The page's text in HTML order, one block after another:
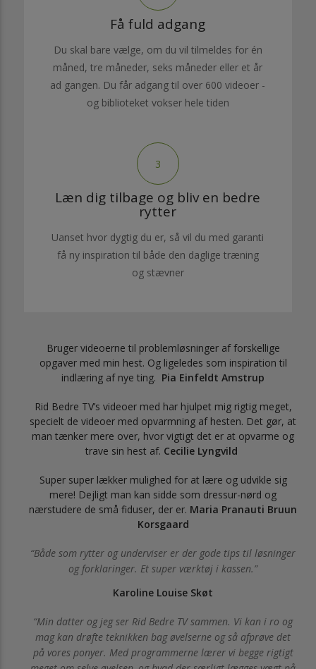
Få fuld adgang
Du skal bare vælge, om du vil tilmeldes for én
måned, tre måneder, seks måneder eller et år
ad gangen. Du får adgang til over 600 videoer -
og biblioteket vokser hele tiden
3
Læn dig tilbage og bliv en bedre
rytter
Uanset hvor dygtig du er, så vil du med garanti
få ny inspiration til både den daglige træning
og stævner
Bruger videoerne til problemløsninger af forskellige
opgaver med min hest. Og ligeledes som inspiration til
indlæring af nye ting. Pia Einfeldt Amstrup
Rid Bedre TV’s videoer med har hjulpet mig rigtig meget,
specielt de videoer med opvarmning af hesten. Det gør, at
man tænker mere over, hvor vigtigt det er at opvarme og
trave sin hest af. Cecilie Lyngvild
Super super lækker mulighed for at lære og udvikle sig
mere! Dejligt man kan sidde som dressur-nørd og
nærstudere de små fiduser, der er. Maria Pranauti Bruun
Korsgaard
Både som rytter og underviser er der gode tips til løsninger
og forklaringer. Et super værktøj i kassen.
Karoline Louise Skøt
Min datter og jeg ser Rid Bedre TV sammen. Vi kan i ro og
mag kan drøfte teknikken bag øvelserne og så afprøve det
på vores ponyer. Med programmerne lærer vi begge rigtigt